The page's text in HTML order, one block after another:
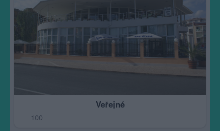
Veřejné
100